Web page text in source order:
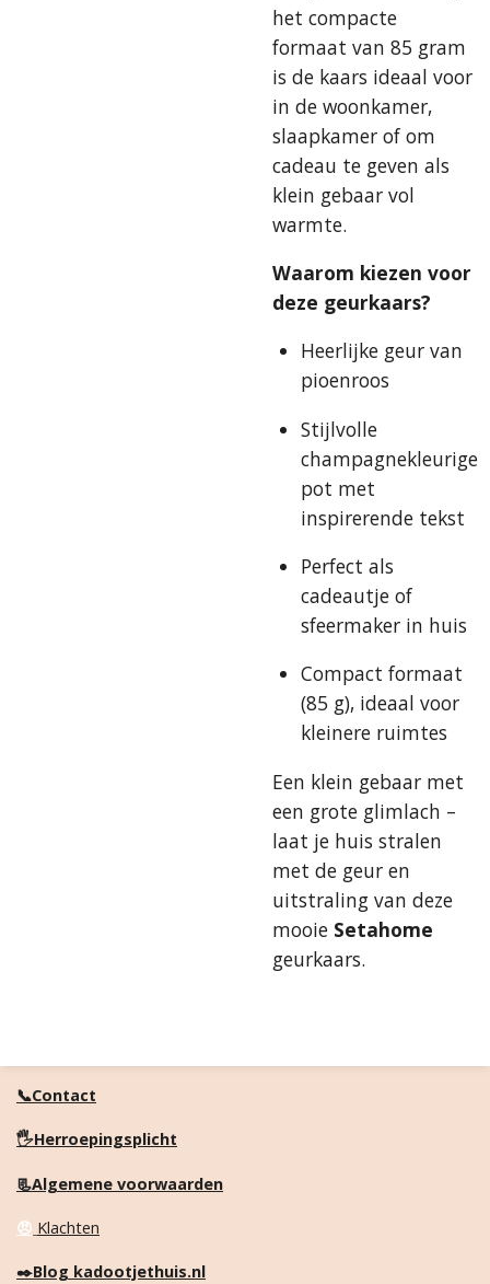
het compacte
formaat van 85 gram
is de kaars ideaal voor
in de woonkamer,
slaapkamer of om
cadeau te geven als
klein gebaar vol
warmte.
Waarom kiezen voor
deze geurkaars?
Heerlijke geur van
pioenroos
Stijlvolle
champagnekleurige
pot met
inspirerende tekst
Perfect als
cadeautje of
sfeermaker in huis
Compact formaat
(85 g), ideaal voor
kleinere ruimtes
Een klein gebaar met
een grote glimlach –
laat je huis stralen
met de geur en
uitstraling van deze
mooie Setahome
geurkaars.
📞Contact
🖐️Herroepingsplicht
📃Algemene voorwaarden
😠 Klachten
✒️Blog kadootjethuis.nl